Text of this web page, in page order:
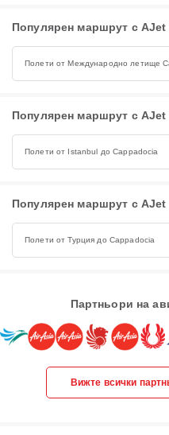
Популярен маршрут с
Полети от Международно летище
Популярен маршрут с
Полети от Istanbul до Cappadocia
Популярен маршрут с
Полети от Турция до Cappadocia
Партньори на
Вижте всички